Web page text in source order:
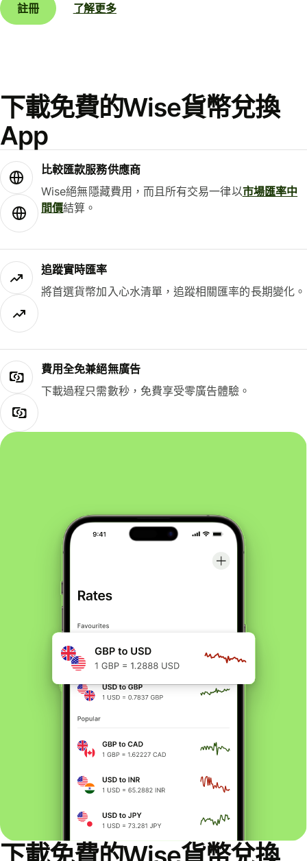
註冊
了解更多
下載免費的Wise貨幣兌換
App
比較匯款服務供應商
Wise絕無隱藏費用，而且所有交易一律以市場匯率中
間價結算。
追蹤實時匯率
將首選貨幣加入心水清單，追蹤相關匯率的長期變化。
費用全免兼絕無廣告
下載過程只需數秒，免費享受零廣告體驗。